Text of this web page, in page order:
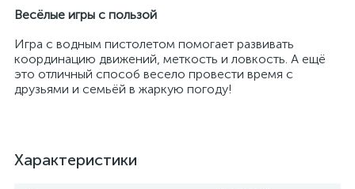
Весёлые игры с пользой
Игра с водным пистолетом помогает развивать
координацию движений, меткость и ловкость. А ещё
это отличный способ весело провести время с
друзьями и семьёй в жаркую погоду!
Характеристики